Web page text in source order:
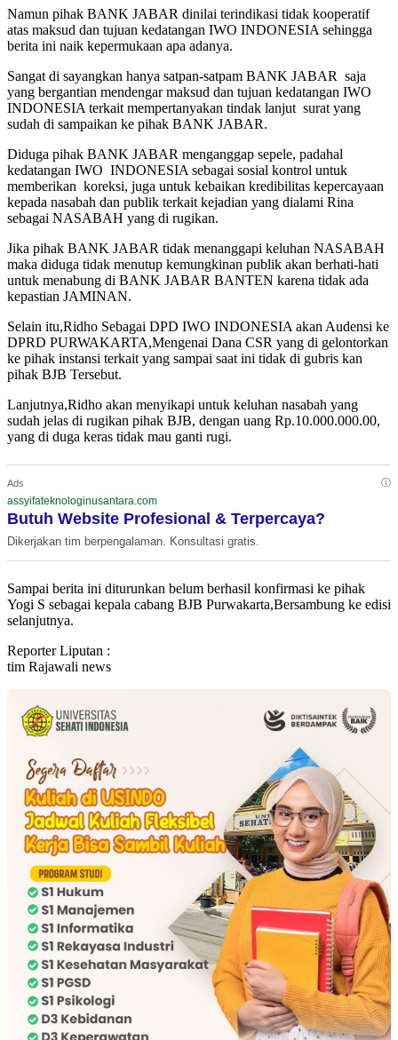
Namun pihak BANK JABAR dinilai terindikasi tidak kooperatif
atas maksud dan tujuan kedatangan IWO INDONESIA sehingga
berita ini naik kepermukaan apa adanya.
Sangat di sayangkan hanya satpan-satpam BANK JABAR saja
yang bergantian mendengar maksud dan tujuan kedatangan IWO
INDONESIA terkait mempertanyakan tindak lanjut surat yang
sudah di sampaikan ke pihak BANK JABAR.
Diduga pihak BANK JABAR menganggap sepele, padahal
kedatangan IWO INDONESIA sebagai sosial kontrol untuk
memberikan koreksi, juga untuk kebaikan kredibilitas kepercayaan
kepada nasabah dan publik terkait kejadian yang dialami Rina
sebagai NASABAH yang di rugikan.
Jika pihak BANK JABAR tidak menanggapi keluhan NASABAH
maka diduga tidak menutup kemungkinan publik akan berhati-hati
untuk menabung di BANK JABAR BANTEN karena tidak ada
kepastian JAMINAN.
Selain itu,Ridho Sebagai DPD IWO INDONESIA akan Audensi ke
DPRD PURWAKARTA,Mengenai Dana CSR yang di gelontorkan
ke pihak instansi terkait yang sampai saat ini tidak di gubris kan
pihak BJB Tersebut.
Lanjutnya,Ridho akan menyikapi untuk keluhan nasabah yang
sudah jelas di rugikan pihak BJB, dengan uang Rp.10.000.000.00,
yang di duga keras tidak mau ganti rugi.
Ads ⓘ
assyifateknologinusantara.com
Butuh Website Profesional & Terpercaya?
Dikerjakan tim berpengalaman. Konsultasi gratis.
Sampai berita ini diturunkan belum berhasil konfirmasi ke pihak
Yogi S sebagai kepala cabang BJB Purwakarta,Bersambung ke edisi
selanjutnya.
Reporter Liputan :
tim Rajawali news